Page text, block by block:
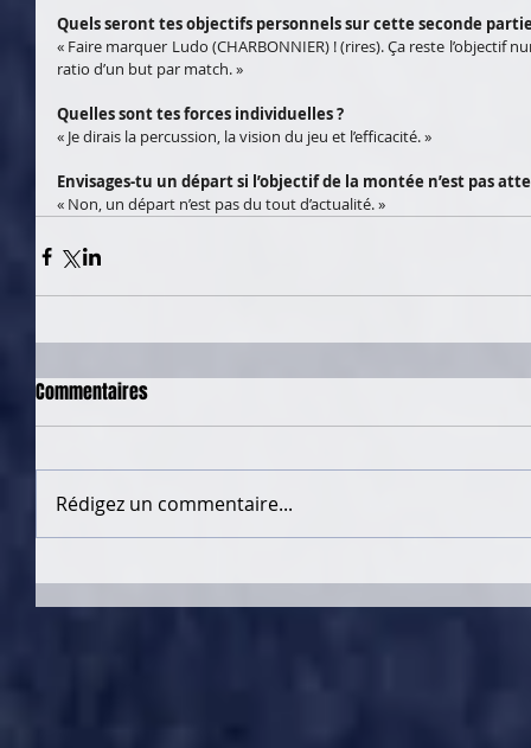
Quels seront tes objectifs personnels sur cette seconde
« Faire marquer Ludo (CHARBONNIER) ! (rires). Ça reste l’objectif
ratio d’un but par match. »
Quelles sont tes forces individuelles ?
« Je dirais la percussion, la vision du jeu et l’efficacité. »
Envisages-tu un départ si l’objectif de la montée n’est pas
« Non, un départ n’est pas du tout d’actualité. »
Commentaires
Rédigez un commentaire...